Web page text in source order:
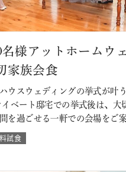
名様アットホームウ
家族会食
ウスウェディングの挙式が叶
ベート邸宅での挙式後は、大
を過ごせる一軒での会場をご
OK このフェアに含まれるコン
からフェア予約された方限定
試食